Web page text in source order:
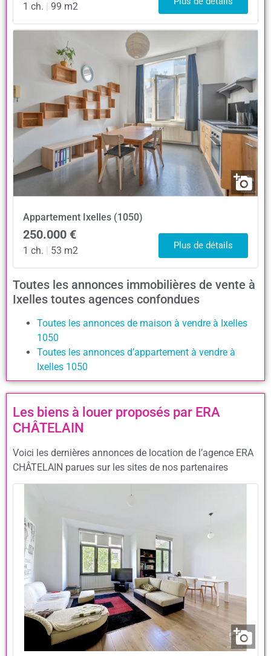
1 ch. | 99 m2
Appartement Ixelles (1050)
250.000 €
1 ch. 53 m2 Plus de détails
Toutes les annonces immobilières de vente à
Ixelles toutes agences confondues
Toutes les annonces de maison à vendre à Ixelles
1050
Toutes les annonces d’appartement à vendre à
Ixelles 1050
Les biens à louer proposés par ERA
CHÂTELAIN
Voici les dernières annonces de location de l’agence ERA
CHÂTELAIN parues sur les sites de nos partenaires